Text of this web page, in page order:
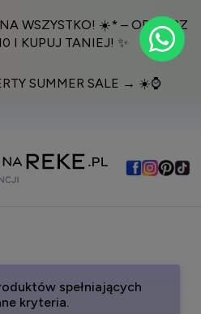
WSZYSTKO! ☀️* – ODBIERZ
I KUPUJ TANIEJ! ✨
SUMMER SALE → ☀️⌚️
spełniających
kryteria.